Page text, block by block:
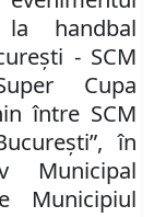
la handbal
-SCM
Cupa
între SCM
în
Municipal
Municipiul